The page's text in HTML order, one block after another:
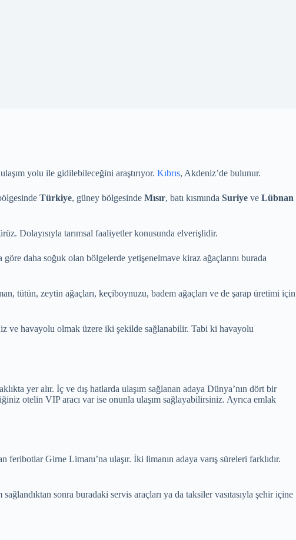
yolu ile gidilebileceğini araştırıyor. Kıbrıs, Akdeniz’de bulunur.
Türkiye, güney bölgesinde Mısır, batı kısmında Suriye ve Lübnan
Dolayısıyla tarımsal faaliyetler konusunda elverişlidir.
daha soğuk olan bölgelerde yetişenelmave kiraz ağaçlarını burada
tütün, zeytin ağaçları, keçiboynuzu, badem ağaçları ve de şarap üretimi için
ve havayolu olmak üzere iki şekilde sağlanabilir. Tabi ki havayolu
yer alır. İç ve dış hatlarda ulaşım sağlanan adaya Dünya’nın dört bir
otelin VIP aracı var ise onunla ulaşım sağlayabilirsiniz. Ayrıca emlak
feribotlar Girne Limanı’na ulaşır. İki limanın adaya varış süreleri farklıdır.
sonra buradaki servis araçları ya da taksiler vasıtasıyla şehir içine